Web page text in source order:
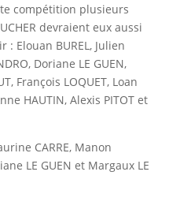
compétition plusieurs
devraient eux aussi
: Elouan BUREL, Julien
Doriane LE GUEN,
François LOQUET, Loan
HAUTIN, Alexis PITOT et
CARRE, Manon
LE GUEN et Margaux LE